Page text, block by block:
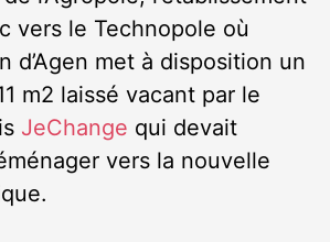
vers le Technopole où
d’Agen met à disposition un
m2 laissé vacant par le
JeChange qui devait
vers la nouvelle